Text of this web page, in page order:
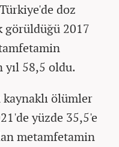
doz
görüldüğü 2017
yıl 58,5 oldu.
ölümler
yüzde 35,5'e
metamfetamin